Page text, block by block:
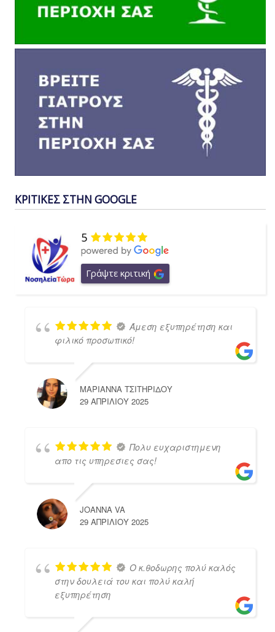
ΚΡΙΤΙΚΕΣ ΣΤΗΝ GOOGLE
5
Γράψτε κριτική
Άμεση εξυπηρέτηση και
φιλικό προσωπικό!
ΜΑΡΙΑΝΝΑ ΤΣΙΤΗΡΙΔΟΥ
29 ΑΠΡΙΛΊΟΥ 2025
Πολυ ευχαριστημενη
απο τις υπηρεσιες σας!
JOANNA VA
29 ΑΠΡΙΛΊΟΥ 2025
Ο κ.θοδωρης πολύ καλός
στην δουλειά του και πολύ καλή
εξυπηρέτηση